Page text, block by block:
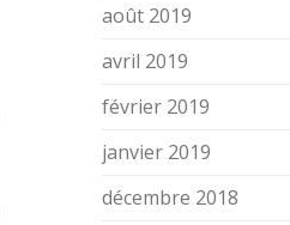
août 2019
avril 2019
février 2019
janvier 2019
décembre 2018